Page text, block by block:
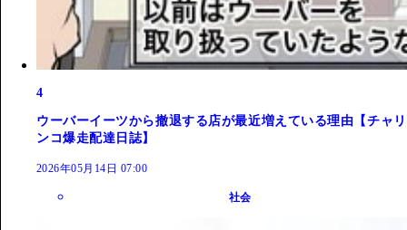
4
ウーバーイーツから撤退する店が最近増えている理由【チャリ
ンコ爆走配達日誌】
2026年05月14日 07:00
社会